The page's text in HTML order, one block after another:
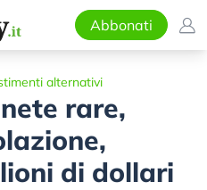
Abbonati
alternativi
rare,
di dollari